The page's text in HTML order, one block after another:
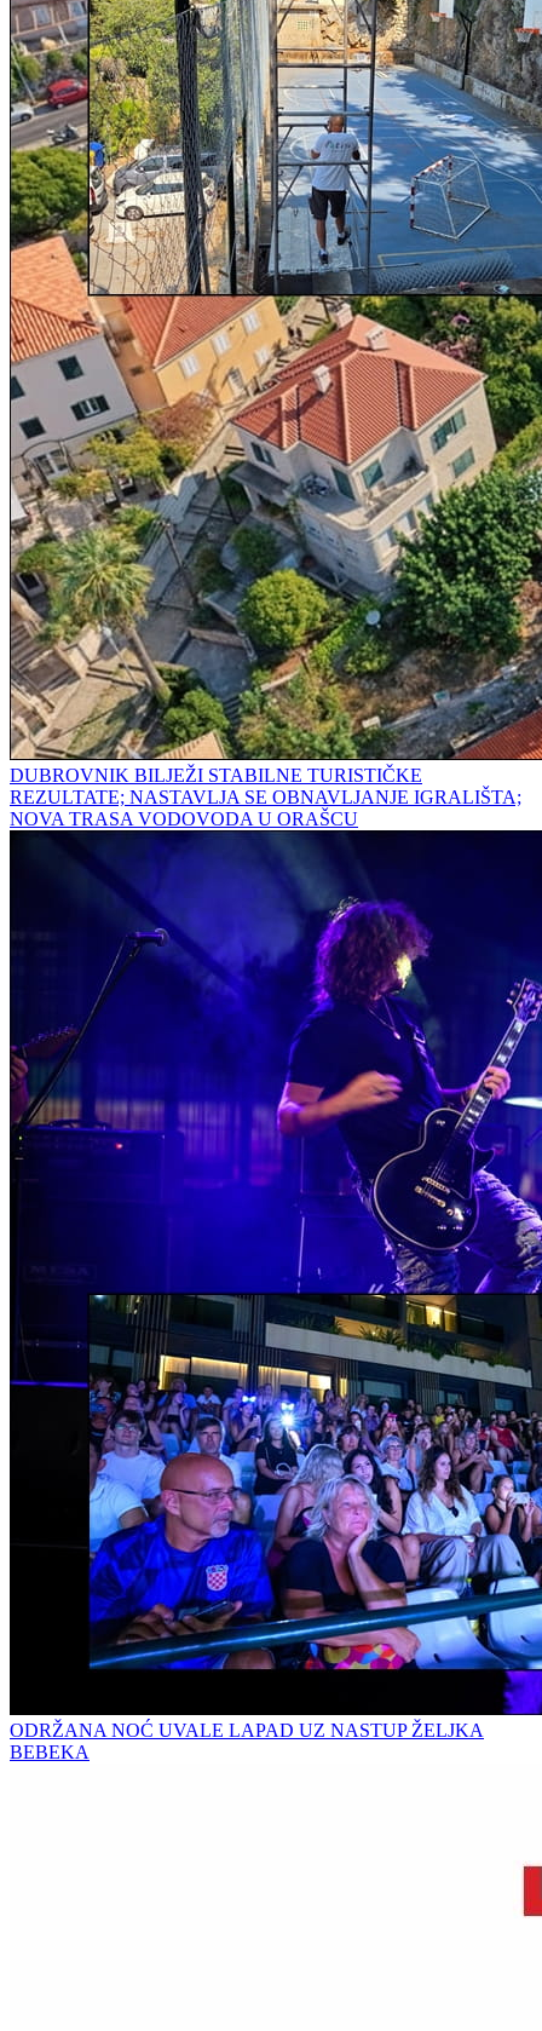
DUBROVNIK BILJEŽI STABILNE TURISTIČKE
REZULTATE; NASTAVLJA SE OBNAVLJANJE IGRALIŠTA;
NOVA TRASA VODOVODA U ORAŠCU
ODRŽANA NOĆ UVALE LAPAD UZ NASTUP ŽELJKA
BEBEKA